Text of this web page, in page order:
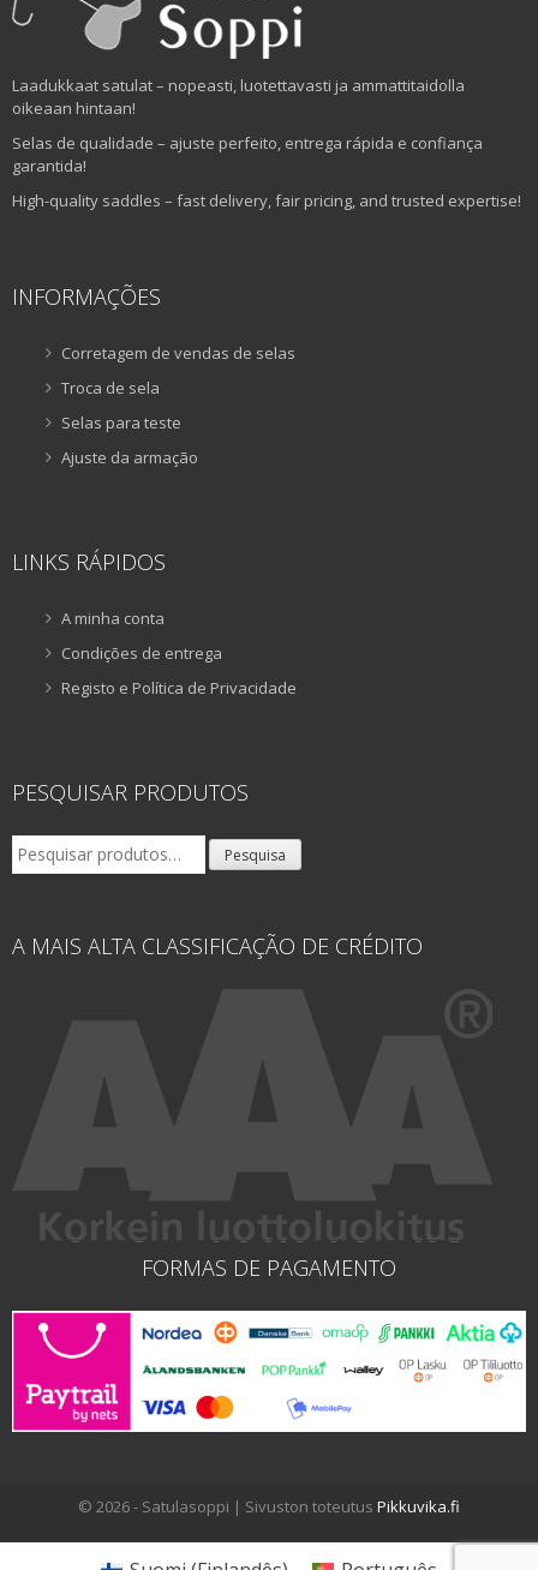
Laadukkaat satulat – nopeasti, luotettavasti ja ammattitaidolla
oikeaan hintaan!
Selas de qualidade – ajuste perfeito, entrega rápida e confiança
garantida!
High-quality saddles – fast delivery, fair pricing, and trusted expertise!
INFORMAÇÕES
Corretagem de vendas de selas
Troca de sela
Selas para teste
Ajuste da armação
LINKS RÁPIDOS
A minha conta
Condições de entrega
Registo e Política de Privacidade
PESQUISAR PRODUTOS
Pesquisar
por:
Pesquisa
A MAIS ALTA CLASSIFICAÇÃO DE CRÉDITO
FORMAS DE PAGAMENTO
© 2026 - Satulasoppi | Sivuston toteutus Pikkuvika.fi